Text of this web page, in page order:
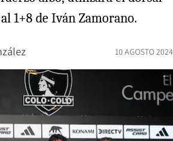
1+8 de Iván Zamorano.
10 AGOSTO 2024